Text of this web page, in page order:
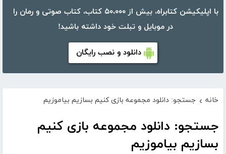
با اپلیکیشن کتابراه، بیش از ۵۰،۰۰۰ کتاب، کتاب صوتی و رمان را
در موبایل و تبلت خود داشته باشید!
دانلود و نصب رایگان
خانه › جستجو: دانلود مجموعه بازی کنیم بسازیم بیاموزیم
جستجو: دانلود مجموعه بازی کنیم
بسازیم بیاموزیم